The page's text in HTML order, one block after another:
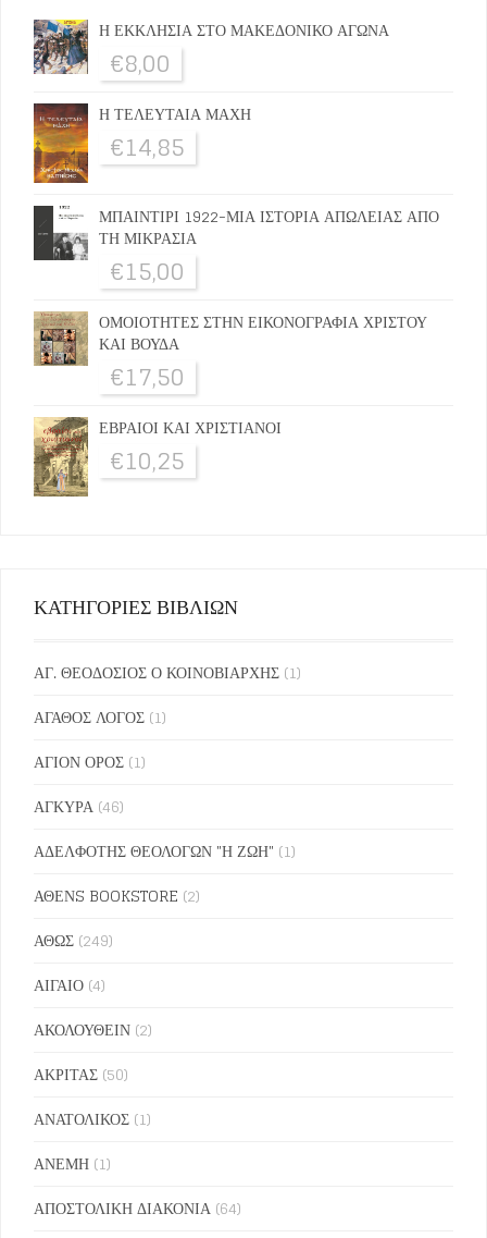
Η ΕΚΚΛΗΣΙΑ ΣΤΟ ΜΑΚΕΔΟΝΙΚΟ ΑΓΩΝΑ
€8,00
Η ΤΕΛΕΥΤΑΙΑ ΜΑΧΗ
€14,85
ΜΠΑΙΝΤΙΡΙ 1922-ΜΙΑ ΙΣΤΟΡΙΑ ΑΠΩΛΕΙΑΣ ΑΠΟ
ΤΗ ΜΙΚΡΑΣΙΑ
€15,00
ΟΜΟΙΟΤΗΤΕΣ ΣΤΗΝ ΕΙΚΟΝΟΓΡΑΦΙΑ ΧΡΙΣΤΟΥ
ΚΑΙ ΒΟΥΔΑ
€17,50
ΕΒΡΑΙΟΙ ΚΑΙ ΧΡΙΣΤΙΑΝΟΙ
€10,25
ΚΑΤΗΓΟΡΙΕΣ ΒΙΒΛΙΩΝ
ΑΓ. ΘΕΟΔΟΣΙΟΣ Ο ΚΟΙΝΟΒΙΑΡΧΗΣ (1)
ΑΓΑΘΟΣ ΛΟΓΟΣ (1)
ΑΓΙΟΝ ΟΡΟΣ (1)
ΑΓΚΥΡΑ (46)
ΑΔΕΛΦΟΤΗΣ ΘΕΟΛΟΓΩΝ "Η ΖΩΗ" (1)
ΑΘΕΝS BOOKSTORE (2)
ΑΘΩΣ (249)
ΑΙΓΑΙΟ (4)
ΑΚΟΛΟΥΘΕΙΝ (2)
ΑΚΡΙΤΑΣ (50)
ΑΝΑΤΟΛΙΚΟΣ (1)
ΑΝΕΜΗ (1)
ΑΠΟΣΤΟΛΙΚΗ ΔΙΑΚΟΝΙΑ (64)